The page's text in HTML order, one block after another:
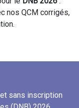
nos QCM corrigés,
sans inscription